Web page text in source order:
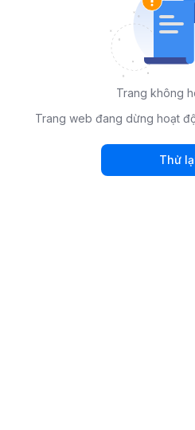
Trang không
Trang web đang dừng hoạt
Thử